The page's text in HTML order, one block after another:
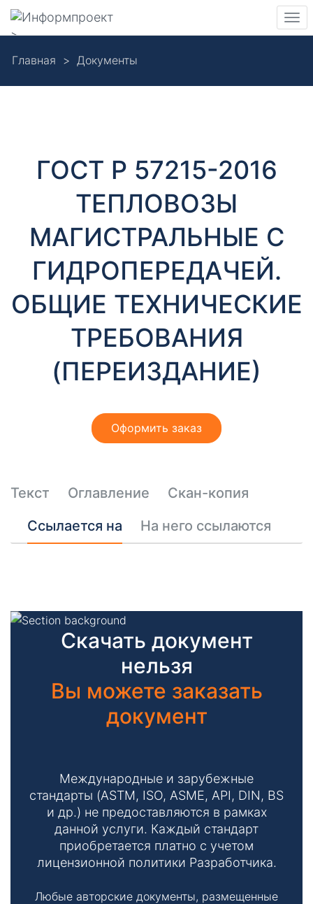
main
Навигация
>
Главная Документы
Д
н
ГОСТ Р 57215-2016
ТЕПЛОВОЗЫ
МАГИСТРАЛЬНЫЕ С
ГИДРОПЕРЕДАЧЕЙ.
ОБЩИЕ ТЕХНИЧЕСКИЕ
ТРЕБОВАНИЯ
(ПЕРЕИЗДАНИЕ)
Оформить заказ
Текст Оглавление
Скан-копия
Ссылается на
На него ссылаются
Скачать документ
нельзя
Вы можете заказать
документ
Международные и зарубежные
стандарты (ASTM, ISO, ASME, API, DIN, BS
и др.) не предоставляются в рамках
данной услуги. Каждый стандарт
приобретается платно с учетом
лицензионной политики Разработчика.
Любые авторские документы, размещенные
Эти файлы cookie
необязательны.
для
функционирования